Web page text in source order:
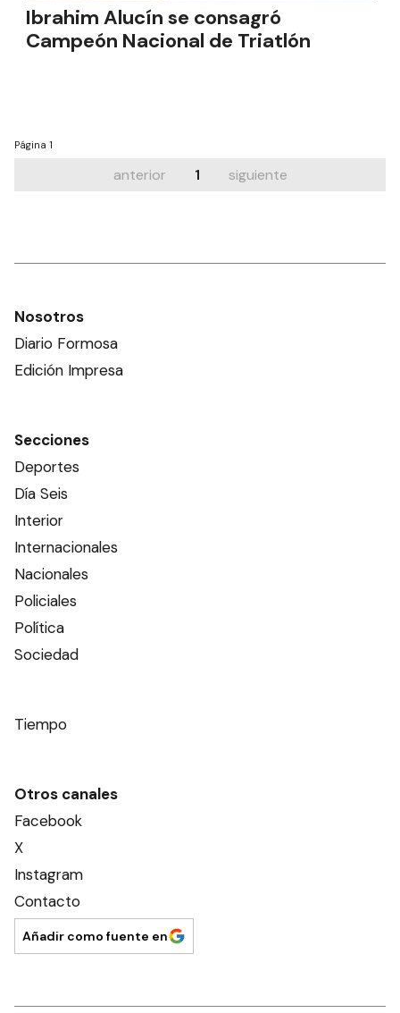
Ibrahim Alucín se consagró
Campeón Nacional de Triatlón
Página 1
anterior 1 siguiente
Nosotros
Diario Formosa
Edición Impresa
Secciones
Deportes
Día Seis
Interior
Internacionales
Nacionales
Policiales
Política
Sociedad
Tiempo
Otros canales
Facebook
X
Instagram
Contacto
Añadir como fuente en